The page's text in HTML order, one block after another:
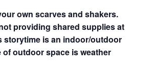
own scarves and shakers.
providing shared supplies at
storytime is an indoor/outdoor
outdoor space is weather